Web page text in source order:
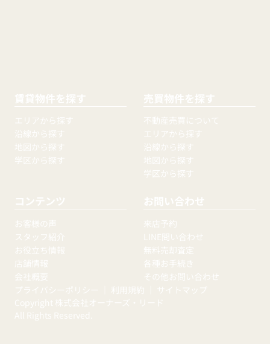
賃貸物件を探す
エリアから探す
沿線から探す
地図から探す
学区から探す
売買物件を探す
不動産売買について
エリアから探す
沿線から探す
地図から探す
学区から探す
コンテンツ
お客様の声
スタッフ紹介
お役立ち情報
店舗情報
会社概要
お問い合わせ
来店予約
LINE問い合わせ
無料売却査定
各種お手続き
その他お問い合わせ
プライバシーポリシー
利用規約
サイトマップ
Copyright 株式会社オーナーズ・リード
All Rights Reserved.